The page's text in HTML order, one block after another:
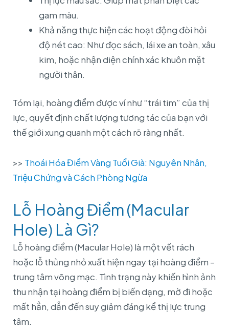
gam màu.
Khả năng thực hiện các hoạt động đòi hỏi
độ nét cao: Như đọc sách, lái xe an toàn, xâu
kim, hoặc nhận diện chính xác khuôn mặt
người thân.
Tóm lại, hoàng điểm được ví như “trái tim” của thị
lực, quyết định chất lượng tương tác của bạn với
thế giới xung quanh một cách rõ ràng nhất.
>> Thoái Hóa Điểm Vàng Tuổi Già: Nguyên Nhân,
Triệu Chứng và Cách Phòng Ngừa
Lỗ Hoàng Điểm (Macular
Hole) Là Gì?
Lỗ hoàng điểm (Macular Hole) là một vết rách
hoặc lỗ thủng nhỏ xuất hiện ngay tại hoàng điểm –
trung tâm võng mạc. Tình trạng này khiến hình ảnh
thu nhận tại hoàng điểm bị biến dạng, mờ đi hoặc
mất hẳn, dẫn đến suy giảm đáng kể thị lực trung
tâm.